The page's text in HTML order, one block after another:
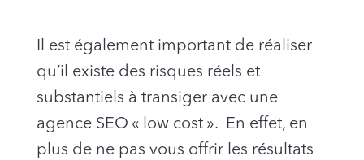
Il est également important de réaliser
qu’il existe des risques réels et
substantiels à transiger avec une
agence SEO « low cost ». En effet, en
plus de ne pas vous offrir les résultats